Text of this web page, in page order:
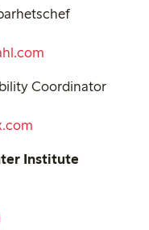
Coordinator
Institute